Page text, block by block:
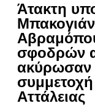
Άτακτη
σφοδρών
ακύρωσαν
Αττάλειας